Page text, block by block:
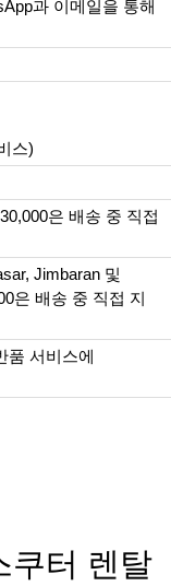
과 이메일을 통해
스)
은 배송 중 직접
Jimbaran 및
은 배송 중 직접 지
품 서비스에
쿠터 렌탈